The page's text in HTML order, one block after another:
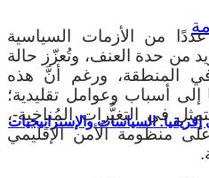
السياسات والإستراتيجيات
من الأزمات السياسية
من حدة العنف، وتُعزّز حالة
في المنطقة، ورغم أنَّ هذه
أسباب وعوامل تقليدية؛
في التغيُّرات المُناخية-،
منظومة الأمن الإقليمي